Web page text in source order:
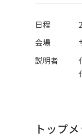
日程
会場
説明者
トップ